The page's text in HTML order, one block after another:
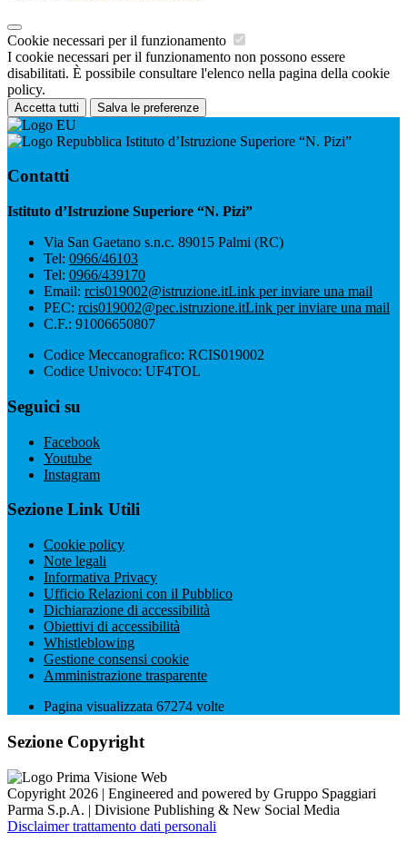
Cookie necessari per il funzionamento
I cookie necessari per il funzionamento non possono essere
disabilitati. È possibile consultare l'elenco nella pagina della cookie
policy.
Accetta tutti Salva le preferenze
Istituto d’Istruzione Superiore “N. Pizi”
Contatti
Istituto d’Istruzione Superiore “N. Pizi”
Via San Gaetano s.n.c. 89015 Palmi (RC)
Tel: 0966/46103
Tel: 0966/439170
Email: rcis019002@istruzione.itLink per inviare una mail
PEC: rcis019002@pec.istruzione.itLink per inviare una mail
C.F.: 91006650807
Codice Meccanografico: RCIS019002
Codice Univoco: UF4TOL
Seguici su
Facebook
Youtube
Instagram
Sezione Link Utili
Cookie policy
Note legali
Informativa Privacy
Ufficio Relazioni con il Pubblico
Dichiarazione di accessibilità
Obiettivi di accessibilità
Whistleblowing
Gestione consensi cookie
Amministrazione trasparente
Pagina visualizzata 67274 volte
Sezione Copyright
Copyright 2026 | Engineered and powered by Gruppo Spaggiari
Parma S.p.A. | Divisione Publishing & New Social Media
Disclaimer trattamento dati personali